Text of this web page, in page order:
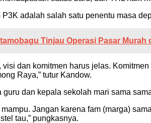
adalah salah satu penentu masa
Tinjau Operasi Pasar Murah
dan komitmen harus jelas.
Raya,” tutur Kandow.
dan kepala sekolah mari sama
Jangan karena fam (marga)
tau,” pungkasnya.